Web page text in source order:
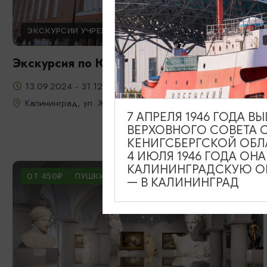
ЭКСКУРСИИ УЧРЕЖДЕНИЙ КУЛЬТУРЫ
Экскурсия по Южному вокзалу
13.09.2024 - 31.12.2026
Калининград, ул. Железнодорожная, д. 13-23
ОТ 450₽ ПУШКИНСКАЯ КАРТА
7 АПРЕЛЯ 1946 ГОДА
ВЕРХОВНОГО СОВЕТА
КЕНИГСБЕРГСКОЙ
4 ИЮЛЯ 1946 ГОДА
КАЛИНИНГРАДСКУЮ
— В КАЛИНИНГРАД